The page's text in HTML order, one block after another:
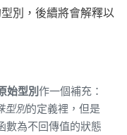
別，後續將會解釋以
始型別 作一個補充：
型別的定義裡，但是
數為不回傳值的狀態